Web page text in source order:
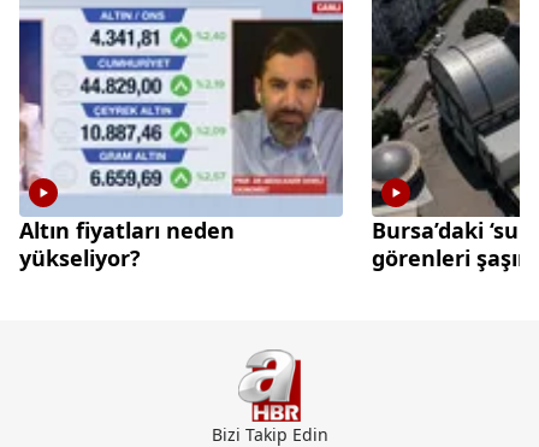
Altın fiyatları neden
yükseliyor?
Bursa’daki
görenleri
Bizi Takip Edin